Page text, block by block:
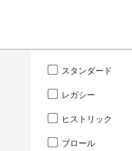
スタンダード
レガシー
ヒストリック
ブロール